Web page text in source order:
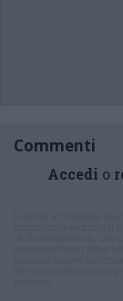
Commenti
Accedi o